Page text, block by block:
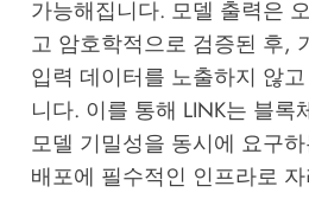
가능해집니다. 모델 출력은
고 암호학적으로 검증된 후,
입력 데이터를 노출하지 않
니다. 이를 통해 LINK는 블록
모델 기밀성을 동시에 요구
배포에 필수적인 인프라로